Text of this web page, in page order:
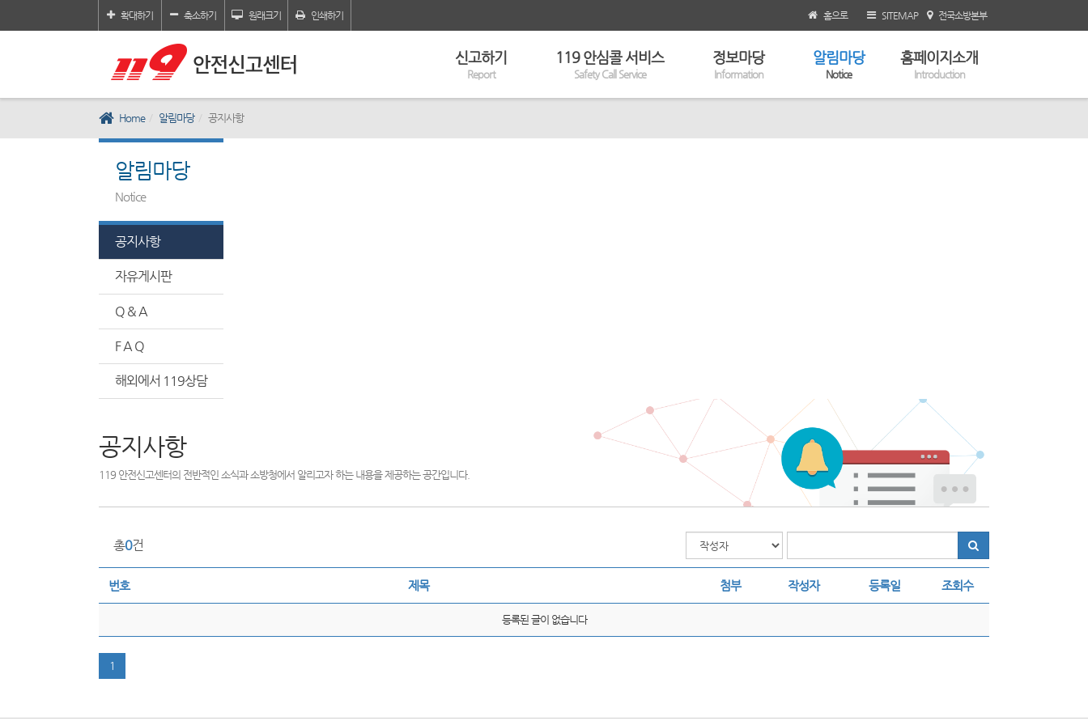
확대하기 축소하기 원래크기 인쇄하기 홈으로 SITEMAP 전국소방본부
신고하기
Report
119 안심콜 서비스
Safety Call Service
정보마당
Information
알림마당
Notice
홈페이지소개
Introduction
Home 알림마당 공지사항
알림마당
Notice
공지사항
자유게시판
Q & A
F A Q
해외에서 119상담
공지사항
119 안전신고센터의 전반적인 소식과 소방청에서 알리고자 하는 내용을 제공하는 공간입니다.
총0건
번호 제목 첨부 작성자 등록일 조회수
등록된 글이 없습니다
1